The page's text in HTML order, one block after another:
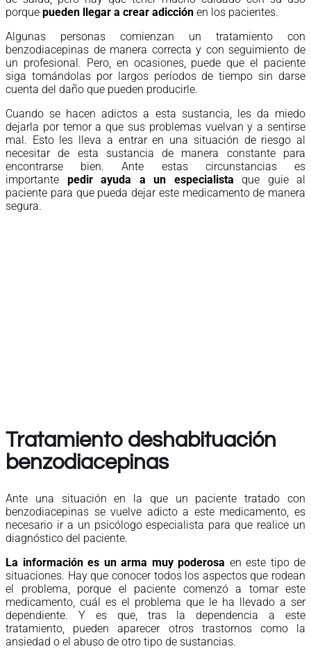
porque pueden llegar a crear adicción en los pacientes.
Algunas personas comienzan un tratamiento con
benzodiacepinas de manera correcta y con seguimiento de
un profesional. Pero, en ocasiones, puede que el paciente
siga tomándolas por largos períodos de tiempo sin darse
cuenta del daño que pueden producirle.
Cuando se hacen adictos a esta sustancia, les da miedo
dejarla por temor a que sus problemas vuelvan y a sentirse
mal. Esto les lleva a entrar en una situación de riesgo al
necesitar de esta sustancia de manera constante para
encontrarse bien. Ante estas circunstancias es
importante pedir ayuda a un especialista que guie al
paciente para que pueda dejar este medicamento de manera
segura.
Tratamiento deshabituación
benzodiacepinas
Ante una situación en la que un paciente tratado con
benzodiacepinas se vuelve adicto a este medicamento, es
necesario ir a un psicólogo especialista para que realice un
diagnóstico del paciente.
La información es un arma muy poderosa en este tipo de
situaciones. Hay que conocer todos los aspectos que rodean
el problema, porque el paciente comenzó a tomar este
medicamento, cuál es el problema que le ha llevado a ser
dependiente. Y es que, tras la dependencia a este
tratamiento, pueden aparecer otros trastornos como la
ansiedad o el abuso de otro tipo de sustancias.